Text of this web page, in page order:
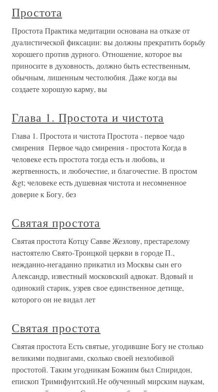
Простота
Простота Практика медитации основана на отказе от
дуалистической фиксации: вы должны прекратить борьбу
хорошего против дурного. Отношение, которое вы
приносите в духовность, должно быть естественным,
обычным, лишенным честолюбия. Даже когда вы
создаете хорошую карму, вы
Глава 1. Простота и чистота
Глава 1. Простота и чистота Простота - первое чадо
смирения Первое чадо смирения - простота Когда в
человеке есть простота тогда есть и любовь, и
жертвенность, и любочестие, и благочестие. В простом
&gt; человеке есть душевная чистота и несомненное
доверие к Богу, без
Святая простота
Святая простота Котцу Савве Жезлову, престарелому
настоятелю Свято-Троицкой церкви в городе П.,
нежданно-негаданно прикатил из Москвы сын его
Александр, известный московский адвокат. Вдовый и
одинокий старик, узрев свое единственное детище,
которого он не видал лет
Святая простота
Святая простота Есть святые, угодившие Богу не столько
великими подвигами, сколько своей незлобивой
простотой. Таким угодникам Божиим был Спиридон,
епископ Тримифунтский.Не обученный мирским наукам,